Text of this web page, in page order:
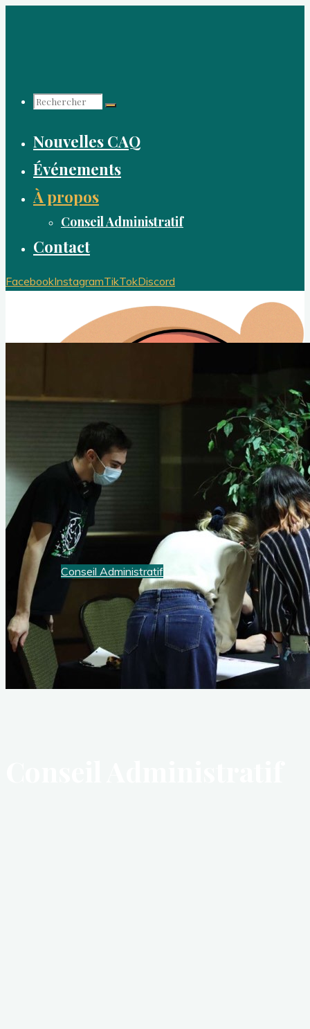
Recherche
pour :
Nouvelles CAQ
Événements
À propos
Conseil Administratif
Contact
FacebookInstagramTikTokDiscord
Nouvelles CAQ
Événements
À propos
Conseil Administratif